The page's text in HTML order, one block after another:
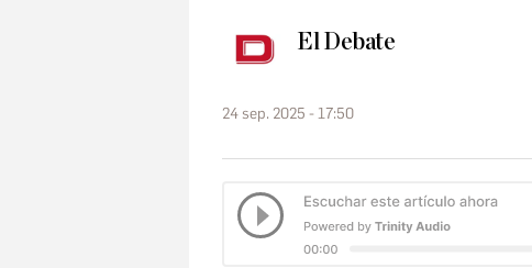
El Debate
24 sep. 2025 - 17:50